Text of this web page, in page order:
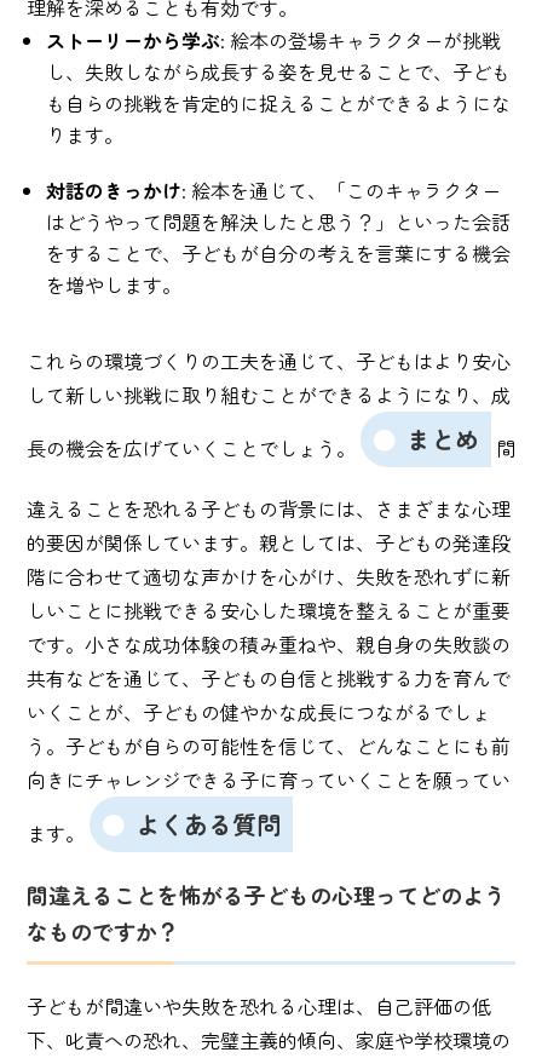
理解を深めることも有効です。
ストーリーから学ぶ: 絵本の登場キャラクターが挑戦
し、失敗しながら成長する姿を見せることで、子ども
も自らの挑戦を肯定的に捉えることができるようにな
ります。
対話のきっかけ: 絵本を通じて、「このキャラクター
はどうやって問題を解決したと思う？」といった会話
をすることで、子どもが自分の考えを言葉にする機会
を増やします。
これらの環境づくりの工夫を通じて、子どもはより安心
して新しい挑戦に取り組むことができるようになり、成
長の機会を広げていくことでしょう。
まとめ 間
違えることを恐れる子どもの背景には、さまざまな心理
的要因が関係しています。親としては、子どもの発達段
階に合わせて適切な声かけを心がけ、失敗を恐れずに新
しいことに挑戦できる安心した環境を整えることが重要
です。小さな成功体験の積み重ねや、親自身の失敗談の
共有などを通じて、子どもの自信と挑戦する力を育んで
いくことが、子どもの健やかな成長につながるでしょ
う。子どもが自らの可能性を信じて、どんなことにも前
向きにチャレンジできる子に育っていくことを願ってい
ます。
よくある質問
間違えることを怖がる子どもの心理ってどのよう
なものですか？
子どもが間違いや失敗を恐れる心理は、自己評価の低
下、叱責への恐れ、完璧主義的傾向、家庭や学校環境の